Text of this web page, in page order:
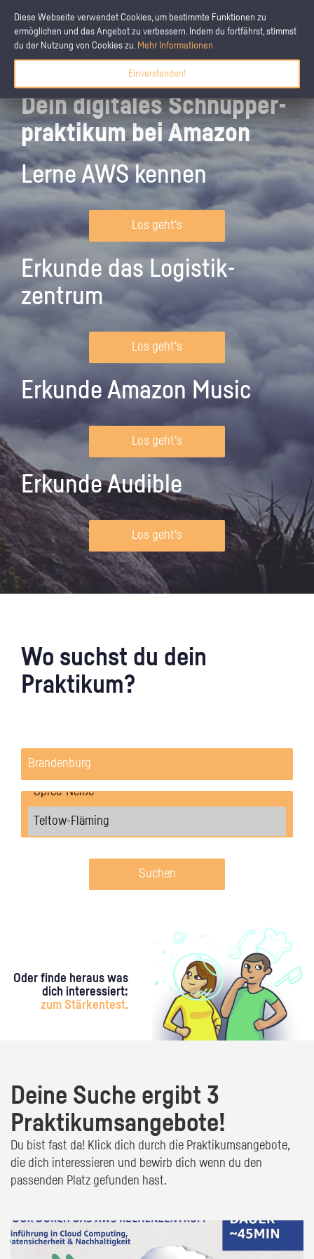
Diese Webseite verwendet Cookies, um bestimmte Funktionen zu
ermöglichen und das Angebot zu verbessern. Indem du fortfährst, stimmst
du der Nutzung von Cookies zu. Mehr Informationen
Einverstanden!
Dein digitales Schnupper­
praktikum bei Amazon
Lerne AWS kennen
Los geht's
Erkunde das Logistik­
zentrum
Los geht's
Erkunde Amazon Music
Los geht's
Erkunde Audible
Los geht's
Wo suchst du dein
Praktikum?
Suchen
Oder finde heraus was
dich interessiert:
zum Stärkentest.
Deine Suche ergibt 3
Praktikumsangebote!
Du bist fast da! Klick dich durch die Praktikumsangebote,
die dich interessieren und bewirb dich wenn du den
passenden Platz gefunden hast.